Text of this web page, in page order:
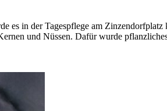
es in der Tagespflege am
und Nüssen. Dafür wurde